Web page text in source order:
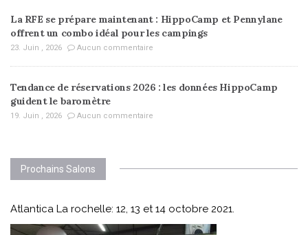
La RFE se prépare maintenant : HippoCamp et Pennylane
offrent un combo idéal pour les campings
23. Juin , 2026 Aucun commentaire
Tendance de réservations 2026 : les données HippoCamp
guident le baromètre
19. Juin , 2026 Aucun commentaire
Prochains Salons
Atlantica La rochelle: 12, 13 et 14 octobre 2021.